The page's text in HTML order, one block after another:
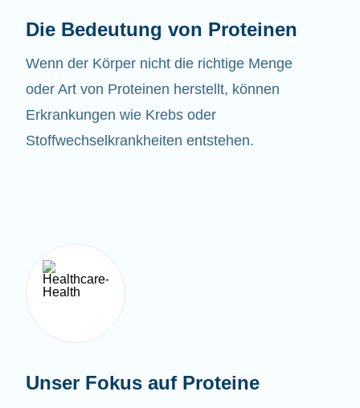
Die Bedeutung von Proteinen
Wenn der Körper nicht die richtige Menge
oder Art von Proteinen herstellt, können
Erkrankungen wie Krebs oder
Stoffwechselkrankheiten entstehen.
Unser Fokus auf Proteine